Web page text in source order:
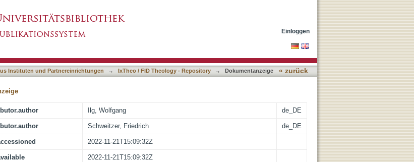
Einloggen
Instituten und Partnereinrichtungen → IxTheo / FID Theology - Repository → Dokumentanzeige « zurück
Ilg, Wolfgang de_DE
Schweitzer, Friedrich de_DE
2022-11-21T15:09:32Z
2022-11-21T15:09:32Z